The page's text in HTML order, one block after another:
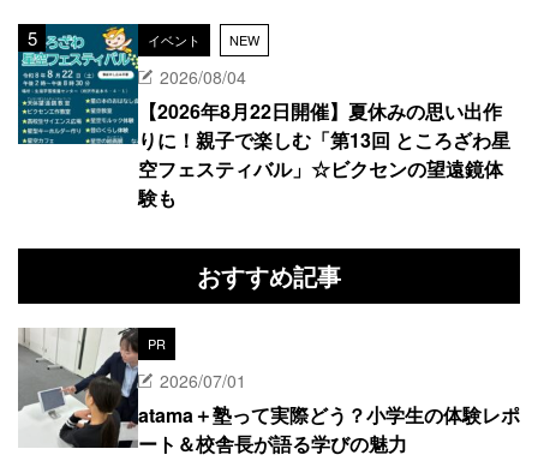
イベント NEW
2026/08/04
【2026年8月22日開催】夏休みの思い出作
りに！親子で楽しむ「第13回 ところざわ星
空フェスティバル」☆ビクセンの望遠鏡体
験も
おすすめ記事
PR
2026/07/01
atama＋塾って実際どう？小学生の体験レポ
ート＆校舎長が語る学びの魅力